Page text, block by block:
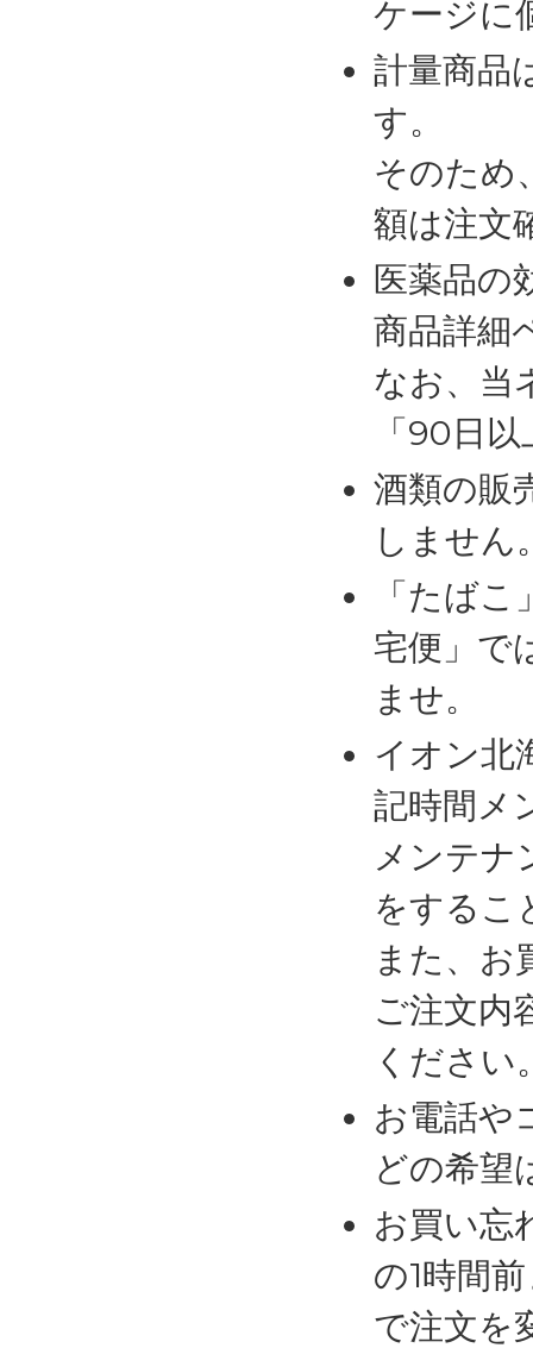
ケージに
計量商品
す。
そのため
額は注文
医薬品の
商品詳細
なお、当
「90日
酒類の販
しません
「たば
宅便」で
ませ。
イオン北
記時間メ
メンテナ
をするこ
また、お
ご注文内
ください
お電話や
どの希望
お買い忘
の1時間
で注文を